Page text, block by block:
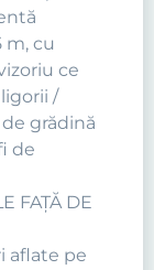
m, cu
ce
/
grădină
de
FAŢĂ DE
aflate pe